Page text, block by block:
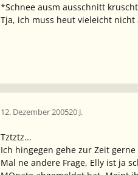
*Schnee ausm ausschnitt
Tja, ich muss heut vieleicht nicht
12. Dezember 200520 J.
Tztztz...
Ich hingegen gehe zur Zeit
Mal ne andere Frage, Elly ist ja